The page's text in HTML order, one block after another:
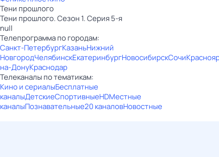
Тени прошлого
Тени прошлого. Сезон 1. Серия 5-я
null
Телепрограмма по городам:
Санкт-ПетербургКазаньНижний
НовгородЧелябинскЕкатеринбургНовосибирскСочи
на-ДонуКраснодар
Телеканалы по тематикам:
Кино и сериалыБесплатные
каналыДетскиеСпортивныеHDМестные
каналыПознавательные20 каналовНовостные